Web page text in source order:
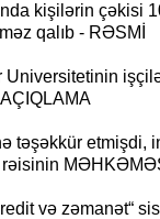
kişilərin çəkisi
qalıb - RƏSMİ
Universitetinin
təşəkkür etmişdi,
rəisinin
və zəmanət“